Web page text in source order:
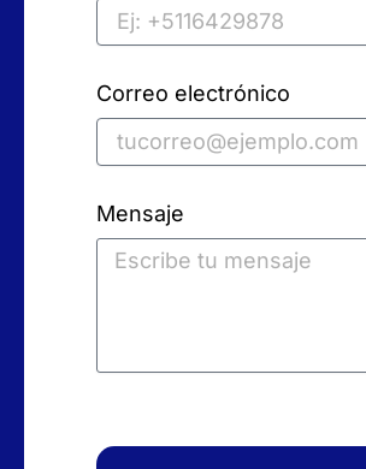
Correo electrónico
Mensaje